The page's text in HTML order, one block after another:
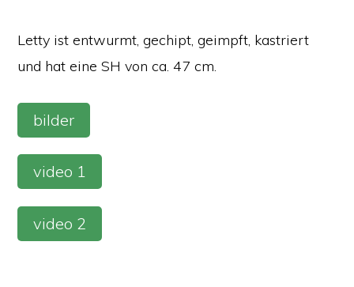
Letty ist entwurmt, gechipt, geimpft, kastriert
und hat eine SH von ca. 47 cm.
bilder
video 1
video 2